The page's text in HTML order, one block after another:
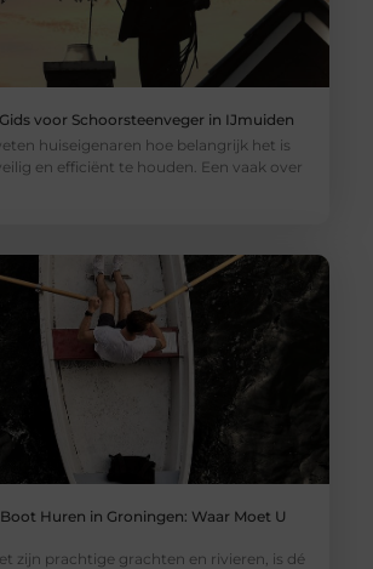
voor Schoorsteenveger in IJmuiden
huiseigenaren hoe belangrijk het is
en efficiënt te houden. Een vaak over
Huren in Groningen: Waar Moet U
zijn prachtige grachten en rivieren, is dé